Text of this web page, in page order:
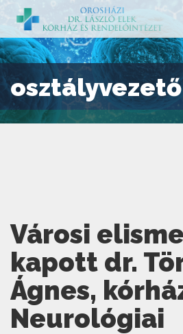
Városi
kapott dr.
Ágnes,
Neurológiai